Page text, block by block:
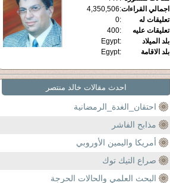
اجمالي القراءات:
4,350,506
تعليقات له
:
0
تعليقات عليه
:
400
بلد الميلاد
:
Egypt
بلد الاقامة
:
Egypt
احدث مقالات خالد منتصر
احتقان_الغدة_الرمضانية
مذابح الفاشر
أمريكا واليمين الأوروبي
صراع التيك توك
البحث العلمي والحالات الحرجة